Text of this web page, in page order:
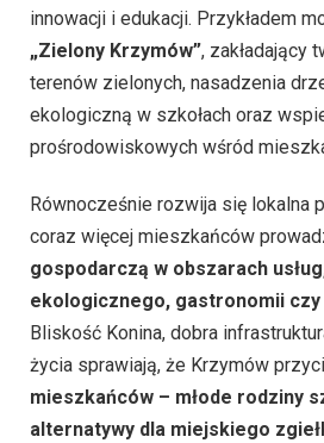
innowacji i edukacji. Przykładem
„Zielony Krzymów”, zakładający
terenów zielonych, nasadzenia
ekologiczną w szkołach oraz
prośrodowiskowych wśród
Równocześnie rozwija się lokalna
coraz więcej mieszkańców
gospodarczą w obszarach
ekologicznego, gastronomii
Bliskość Konina, dobra
życia sprawiają, że Krzymów
mieszkańców – młode rodziny
alternatywy dla miejskiego